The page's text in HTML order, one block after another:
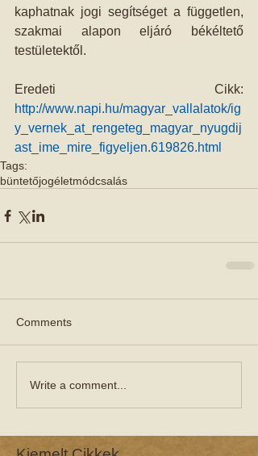
kaphatnak jogi segítséget a független,
szakmai alapon eljáró békéltető
testületektől.
http://www.napi.hu/magyar_vallalatok/ig
y_vernek_at_rengeteg_magyar_nyugdij
ast_ime_mire_figyeljen.619826.html
Tags:
büntetőjogéletmódcsalás
Comments
Write a comment...